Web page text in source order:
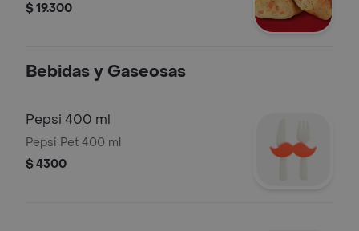
$ 19.300
Bebidas y Gaseosas
Pepsi 400 ml
Pepsi Pet 400 ml
$ 4300